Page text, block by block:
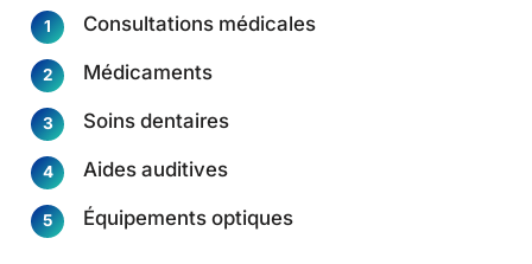
Consultations médicales
Médicaments
Soins dentaires
Aides auditives
Équipements optiques